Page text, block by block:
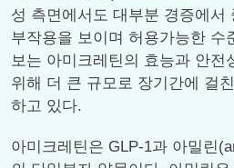
성 측면에서도 대부분 경증에서
부작용을 보이며 허용가능한 수
보는 아미크레틴의 효능과 안전
위해 더 큰 규모로 장기간에 걸
하고 있다.
아미크레틴은 GLP-1과 아밀린